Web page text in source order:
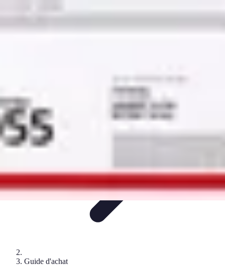
Environnement
Comprendre les toners
Guide d'achat